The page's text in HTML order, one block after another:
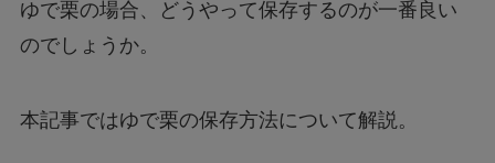
ゆで栗の場合、どうやって保存するのが一番良い
のでしょうか。
本記事ではゆで栗の保存方法について解説。